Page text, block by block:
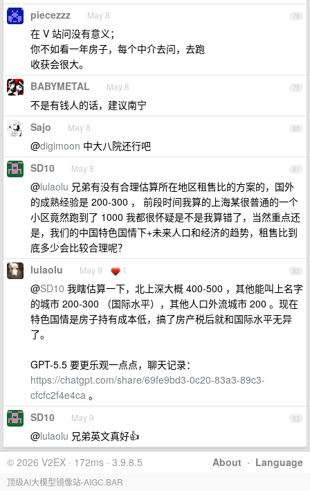
78
piecezzz May 8
在 V 站问没有意义；
你不如看一年房子，每个中介去问，去跑
收获会很大。
79
BABYMETAL May 8
不是有钱人的话，建议南宁
80
Sajo May 8
@digimoon 中大八院还行吧
81
SD10 May 8
@lulaolu 兄弟有没有合理估算所在地区租售比的方案的，国外
的成熟经验是 200-300 ， 前段时间我算的上海某很普通的一个
小区竟然跑到了 1000 我都很怀疑是不是我算错了，当然重点还
是，我们的中国特色国情下+未来人口和经济的趋势，租售比到
底多少会比较合理呢？
82
lulaolu May 9 1
@SD10 我瞎估算一下，北上深大概 400-500 ，其他能叫上名字
的城市 200-300 （国际水平），其他人口外流城市 200 。现在
特色国情是房子持有成本低，搞了房产税后就和国际水平无异
了。
GPT-5.5 要更乐观一点点，聊天记录：
https://chatgpt.com/share/69fe9bd3-0c20-83a3-89c3-
cfcfc2f4e4ca 。
83
SD10 May 9
@lulaolu 兄弟英文真好👍
About · Language
© 2026 V2EX · 172ms · 3.9.8.5
顶级AI大模型镜像站-AIGC.BAR